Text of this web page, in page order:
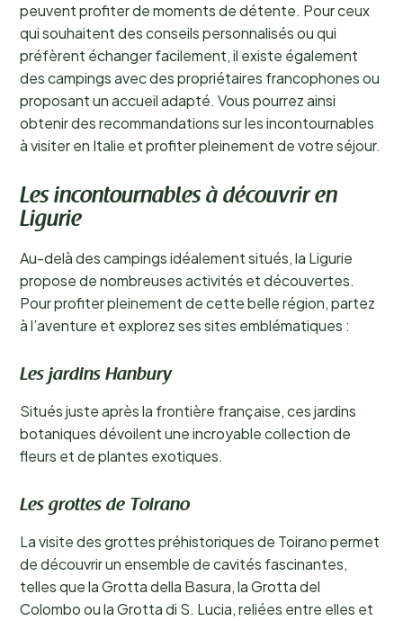
peuvent profiter de moments de détente. Pour ceux
qui souhaitent des conseils personnalisés ou qui
préfèrent échanger facilement, il existe également
des campings avec des propriétaires francophones ou
proposant un accueil adapté. Vous pourrez ainsi
obtenir des recommandations sur les incontournables
à visiter en Italie et profiter pleinement de votre séjour.
Les incontournables à découvrir en
Ligurie
Au-delà des campings idéalement situés, la Ligurie
propose de nombreuses activités et découvertes.
Pour profiter pleinement de cette belle région, partez
à l’aventure et explorez ses sites emblématiques :
Les jardins Hanbury
Situés juste après la frontière française, ces jardins
botaniques dévoilent une incroyable collection de
fleurs et de plantes exotiques.
Les grottes de Toirano
La visite des grottes préhistoriques de Toirano permet
de découvrir un ensemble de cavités fascinantes,
telles que la Grotta della Basura, la Grotta del
Colombo ou la Grotta di S. Lucia, reliées entre elles et